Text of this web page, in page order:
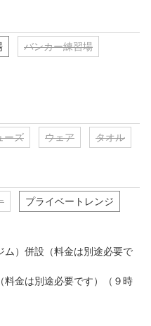
最高モデル
ランキング
記録
バンカー練習場
ーズ ウェア タオル
プライベートレンジ
ム）併設（料金は別途必要で
料金は別途必要です）（９時